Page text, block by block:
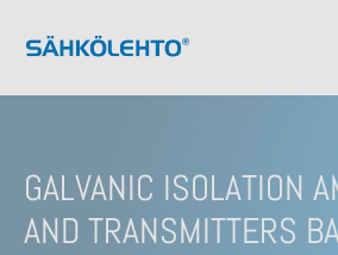
GALVANIC ISOLATION
AND TRANSMITTERS